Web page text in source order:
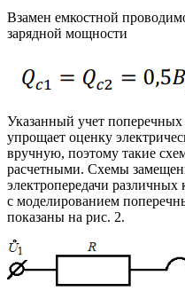
Взамен емкостной
зарядной мощности
Указанный учет
упрощает оценку
вручную, поэтому такие
расчетными. Схемы
электропередачи
с моделированием
показаны на рис. 2.